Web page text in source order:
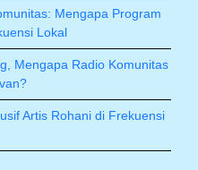
Mengapa Program
Lokal
Mengapa Radio Komunitas
Artis Rohani di Frekuensi